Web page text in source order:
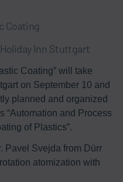
Coating
Inn Stuttgart
Coating” will take
on September 10 and
planned and organized
“Automation and Process
of Plastics”.
Pavel Svejda from Dürr
atomization with